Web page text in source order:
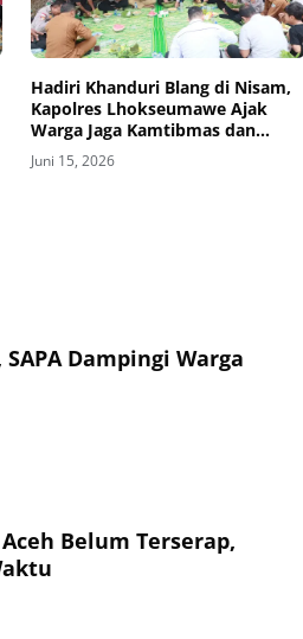
Hadiri Khanduri Blang di Nisam,
Kapolres Lhokseumawe Ajak
Warga Jaga Kamtibmas dan
Ketahanan Pangan
Juni 15, 2026
Dampingi Warga
Belum Terserap,